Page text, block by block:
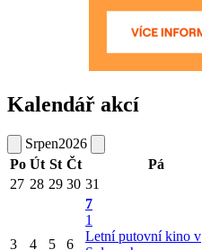
Kalendář akcí
Srpen2026
Po Út St Čt Pá
27 28 29 30 31
3 4 5 6
7
1
Letní putovní kino v